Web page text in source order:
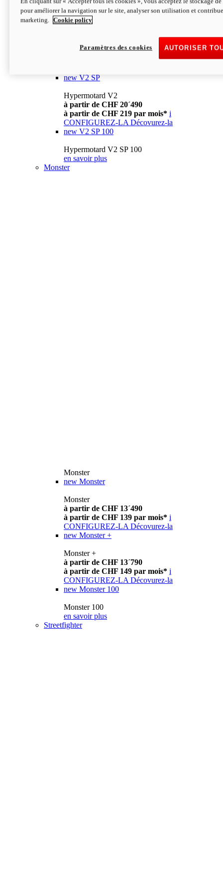
à partir de CHF 13´990 i
CONFIGUREZ-LA Décovurez-la
newV2
à partir de CHF 15´990
à partir de CHF 169 par mois* i
new V2 SP
Hypermotard V2
à partir de CHF 20´490
à partir de CHF 219 par mois* i
CONFIGUREZ-LA Décovurez-la
new V2 SP 100
Hypermotard V2 SP 100
en savoir plus
Monster
Monster
new Monster
Monster
à partir de CHF 13´490
à partir de CHF 139 par mois* i
CONFIGUREZ-LA Décovurez-la
new Monster +
Monster +
à partir de CHF 13´790
à partir de CHF 149 par mois* i
CONFIGUREZ-LA Décovurez-la
new Monster 100
Monster 100
en savoir plus
Streetfighter
pour améliorer la navigation sur le site, analyser son utilisation et
marketing.
Cookie policy
AUTORISER
Paramètres des cookies